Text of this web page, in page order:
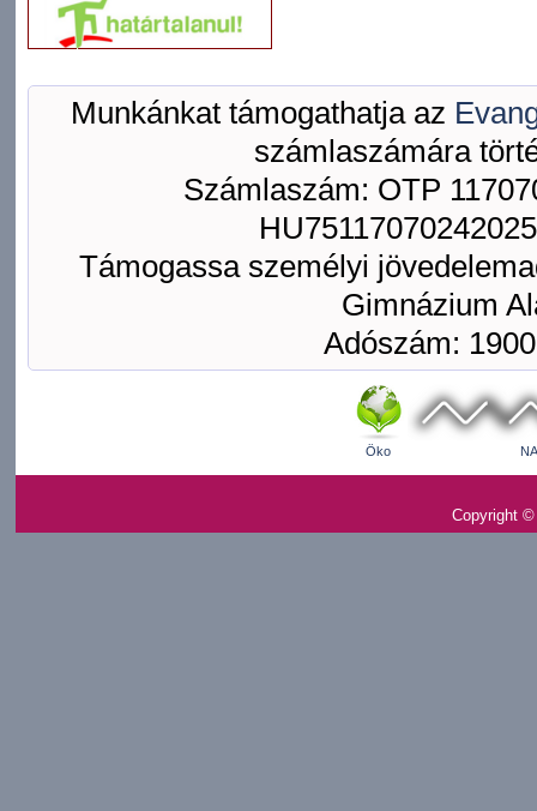
Munkánkat támogathatja az
számlaszámára
Számlaszám: OTP
Támogassa személyi
Gimnázium
Adószám:
Öko
Copyright